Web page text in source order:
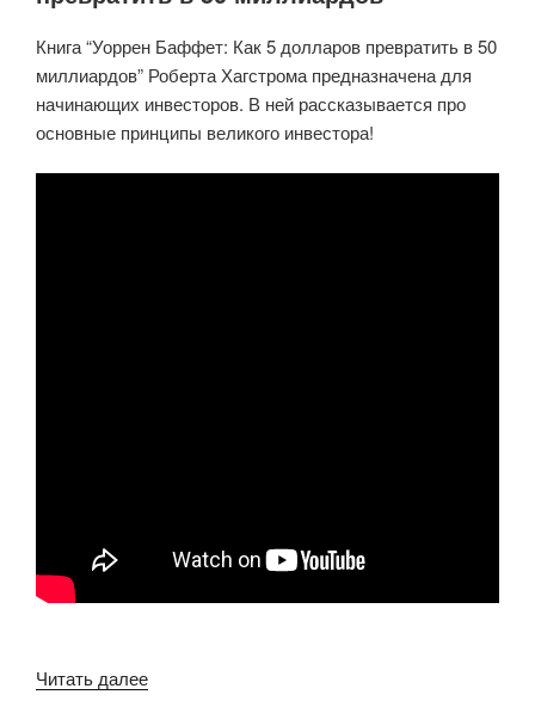
Книга “Уоррен Баффет: Как 5 долларов превратить в 50
миллиардов” Роберта Хагстрома предназначена для
начинающих инвесторов. В ней рассказывается про
основные принципы великого инвестора!
Читать далее«Роберт